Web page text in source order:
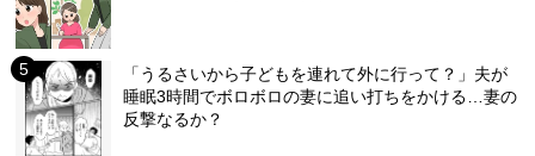
「うるさいから子どもを連れて外に行って？」夫が
睡眠3時間でボロボロの妻に追い打ちをかける…妻の
反撃なるか？